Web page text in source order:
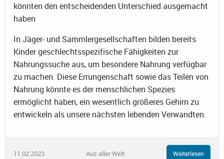
könnten den entscheidenden Unterschied ausgemacht
haben
In Jäger- und Sammlergesellschaften bilden bereits
Kinder geschlechtsspezifische Fähigkeiten zur
Nahrungssuche aus, um besondere Nahrung verfügbar
zu machen. Diese Errungenschaft sowie das Teilen von
Nahrung könnte es der menschlichen Spezies
ermöglicht haben, ein wesentlich größeres Gehirn zu
entwickeln als unsere nächsten lebenden Verwandten.
11.02.2023 Aus aller Welt Weiterlesen